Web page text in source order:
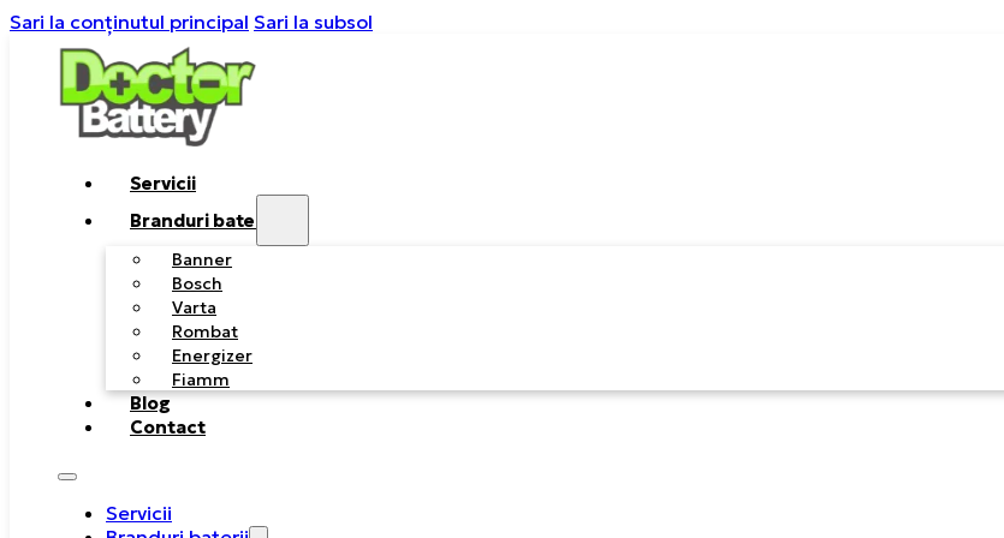
Sari la conținutul principal Sari la subsol
Servicii
Branduri baterii
Banner
Bosch
Varta
Rombat
Energizer
Fiamm
Blog
Contact
Servicii